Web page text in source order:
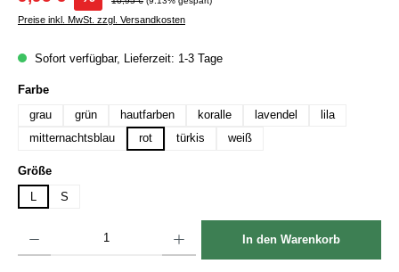
Preise inkl. MwSt. zzgl. Versandkosten
Sofort verfügbar, Lieferzeit: 1-3 Tage
Farbeauswählen
grau
grün hautfarben koralle lavendel
lila
mitternachtsblau
rot türkis weiß
Größeauswählen
S
In den Warenkorb